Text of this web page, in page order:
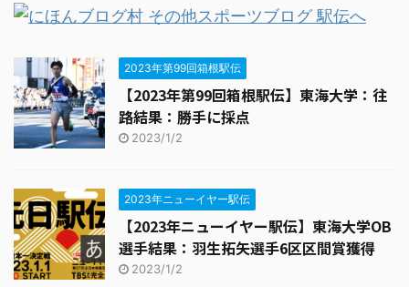
2023年第99回箱根駅伝
【2023年第99回箱根駅伝】東海大学：往
路結果：勝手に採点
2023/1/2
2023年ニューイヤー駅伝
【2023年ニューイヤー駅伝】東海大学OB
選手結果：羽生拓矢選手6区区間賞獲得
2023/1/2